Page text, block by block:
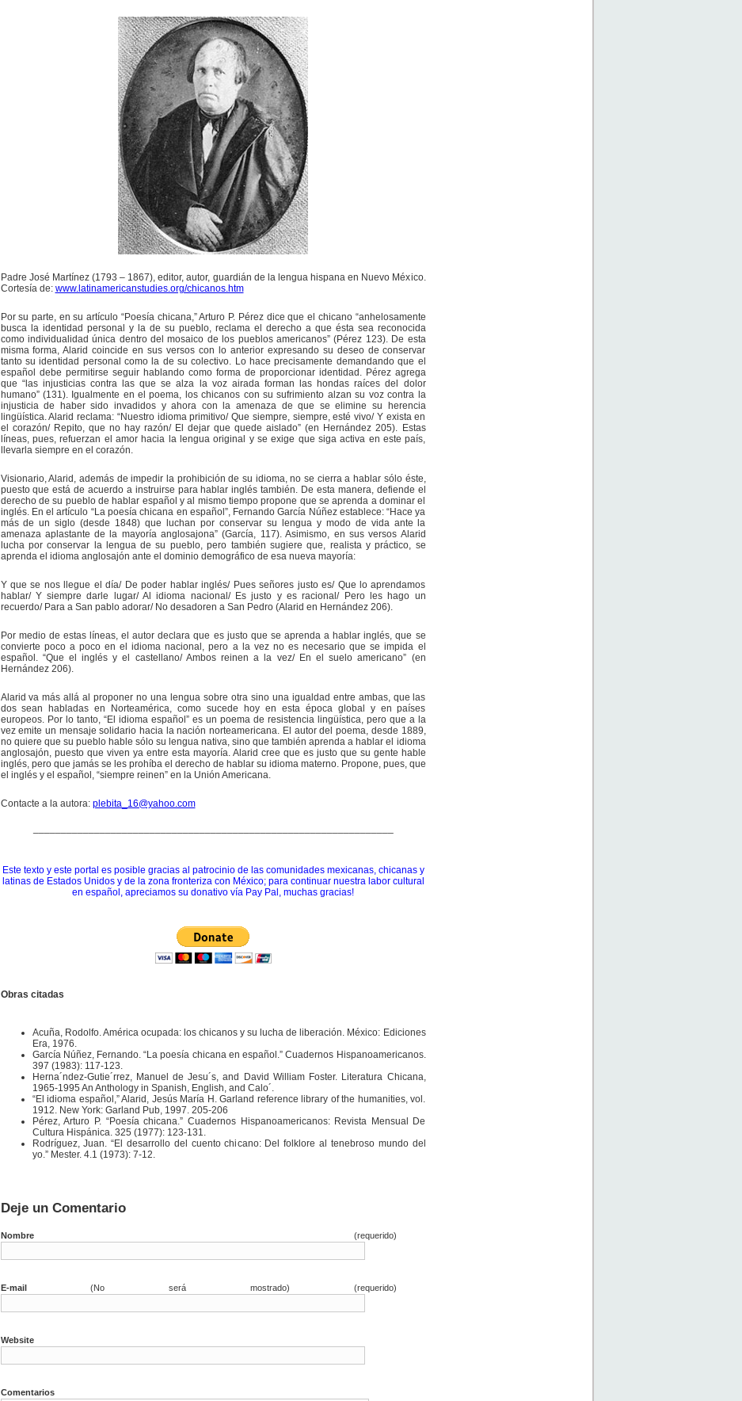
Padre José Martínez (1793 – 1867), editor, autor, guardián de la lengua hispana en Nuevo México.
Cortesía de: www.latinamericanstudies.org/chicanos.htm
Por su parte, en su artículo “Poesía chicana,” Arturo P. Pérez dice que el chicano “anhelosamente
busca la identidad personal y la de su pueblo, reclama el derecho a que ésta sea reconocida
como individualidad única dentro del mosaico de los pueblos americanos” (Pérez 123). De esta
misma forma, Alarid coincide en sus versos con lo anterior expresando su deseo de conservar
tanto su identidad personal como la de su colectivo. Lo hace precisamente demandando que el
español debe permitirse seguir hablando como forma de proporcionar identidad. Pérez agrega
que “las injusticias contra las que se alza la voz airada forman las hondas raíces del dolor
humano” (131). Igualmente en el poema, los chicanos con su sufrimiento alzan su voz contra la
injusticia de haber sido invadidos y ahora con la amenaza de que se elimine su herencia
lingüística. Alarid reclama: “Nuestro idioma primitivo/ Que siempre, siempre, esté vivo/ Y exista en
el corazón/ Repito, que no hay razón/ El dejar que quede aislado” (en Hernández 205). Estas
líneas, pues, refuerzan el amor hacia la lengua original y se exige que siga activa en este país,
llevarla siempre en el corazón.
Visionario, Alarid, además de impedir la prohibición de su idioma, no se cierra a hablar sólo éste,
puesto que está de acuerdo a instruirse para hablar inglés también. De esta manera, defiende el
derecho de su pueblo de hablar español y al mismo tiempo propone que se aprenda a dominar el
inglés. En el artículo “La poesía chicana en español”, Fernando García Núñez establece: “Hace ya
más de un siglo (desde 1848) que luchan por conservar su lengua y modo de vida ante la
amenaza aplastante de la mayoría anglosajona” (García, 117). Asimismo, en sus versos Alarid
lucha por conservar la lengua de su pueblo, pero también sugiere que, realista y práctico, se
aprenda el idioma anglosajón ante el dominio demográfico de esa nueva mayoría:
Y que se nos llegue el día/ De poder hablar inglés/ Pues señores justo es/ Que lo aprendamos
hablar/ Y siempre darle lugar/ Al idioma nacional/ Es justo y es racional/ Pero les hago un
recuerdo/ Para a San pablo adorar/ No desadoren a San Pedro (Alarid en Hernández 206).
Por medio de estas líneas, el autor declara que es justo que se aprenda a hablar inglés, que se
convierte poco a poco en el idioma nacional, pero a la vez no es necesario que se impida el
español. “Que el inglés y el castellano/ Ambos reinen a la vez/ En el suelo americano” (en
Hernández 206).
Alarid va más allá al proponer no una lengua sobre otra sino una igualdad entre ambas, que las
dos sean habladas en Norteamérica, como sucede hoy en esta época global y en países
europeos. Por lo tanto, “El idioma español” es un poema de resistencia lingüística, pero que a la
vez emite un mensaje solidario hacia la nación norteamericana. El autor del poema, desde 1889,
no quiere que su pueblo hable sólo su lengua nativa, sino que también aprenda a hablar el idioma
anglosajón, puesto que viven ya entre esta mayoría. Alarid cree que es justo que su gente hable
inglés, pero que jamás se les prohíba el derecho de hablar su idioma materno. Propone, pues, que
el inglés y el español, “siempre reinen” en la Unión Americana.
Contacte a la autora: plebita_16@yahoo.com
Este texto y este portal es posible gracias al patrocinio de las comunidades mexicanas, chicanas y
latinas de Estados Unidos y de la zona fronteriza con México; para continuar nuestra labor cultural
en español, apreciamos su donativo vía Pay Pal, muchas gracias!
Obras citadas
Acuña, Rodolfo. América ocupada: los chicanos y su lucha de liberación. México: Ediciones
Era, 1976.
García Núñez, Fernando. “La poesía chicana en español.” Cuadernos Hispanoamericanos.
397 (1983): 117-123.
Herna´ndez-Gutie´rrez, Manuel de Jesu´s, and David William Foster. Literatura Chicana,
1965-1995 An Anthology in Spanish, English, and Calo´.
“El idioma español,” Alarid, Jesús María H. Garland reference library of the humanities, vol.
1912. New York: Garland Pub, 1997. 205-206
Pérez, Arturo P. “Poesía chicana.” Cuadernos Hispanoamericanos: Revista Mensual De
Cultura Hispánica. 325 (1977): 123-131.
Rodríguez, Juan. “El desarrollo del cuento chicano: Del folklore al tenebroso mundo del
yo.” Mester. 4.1 (1973): 7-12.
Deje un Comentario
Nombre(requerido)
E-mail(No será mostrado) (requerido)
Website
Comentarios